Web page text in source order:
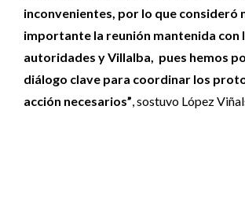
inconvenientes, por lo que consideró
importante la reunión mantenida con
autoridades y Villalba, pues hemos
diálogo clave para coordinar los
acción necesarios”, sostuvo López